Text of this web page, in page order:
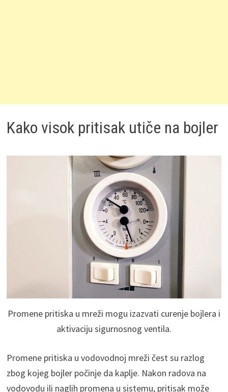
Kako visok pritisak utiče na bojler
Promene pritiska u mreži mogu izazvati curenje bojlera i
aktivaciju sigurnosnog ventila.
Promene pritiska u vodovodnoj mreži čest su razlog
zbog kojeg bojler počinje da kaplje. Nakon radova na
vodovodu ili naglih promena u sistemu, pritisak može